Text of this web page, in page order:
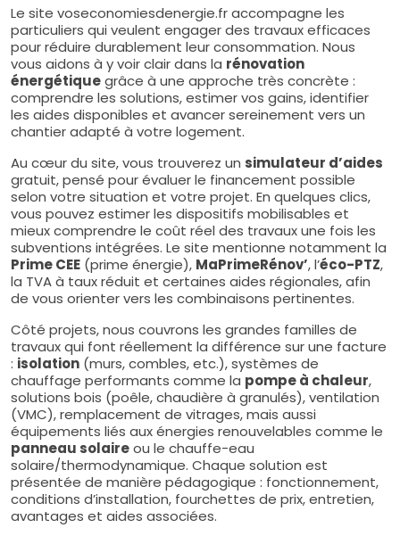
Le site voseconomiesdenergie.fr accompagne les
particuliers qui veulent engager des travaux efficaces
pour réduire durablement leur consommation. Nous
vous aidons à y voir clair dans la rénovation
énergétiquegrâce à une approche très concrète :
comprendre les solutions, estimer vos gains, identifier
les aides disponibles et avancer sereinement vers un
chantier adapté à votre logement.
Au cœur du site, vous trouverez un simulateur d’aides
gratuit, pensé pour évaluer le financement possible
selon votre situation et votre projet. En quelques clics,
vous pouvez estimer les dispositifs mobilisables et
mieux comprendre le coût réel des travaux une fois les
subventions intégrées. Le site mentionne notamment la
Prime CEE (prime énergie), MaPrimeRénov’, l’éco-PTZ,
la TVA à taux réduit et certaines aides régionales, afin
de vous orienter vers les combinaisons pertinentes.
Côté projets, nous couvrons les grandes familles de
travaux qui font réellement la différence sur une facture
: isolation (murs, combles, etc.), systèmes de
chauffage performants comme la pompe à chaleur,
solutions bois (poêle, chaudière à granulés), ventilation
(VMC), remplacement de vitrages, mais aussi
équipements liés aux énergies renouvelables comme le
panneau solaireou le chauffe-eau
solaire/thermodynamique. Chaque solution est
présentée de manière pédagogique : fonctionnement,
conditions d’installation, fourchettes de prix, entretien,
avantages et aides associées.